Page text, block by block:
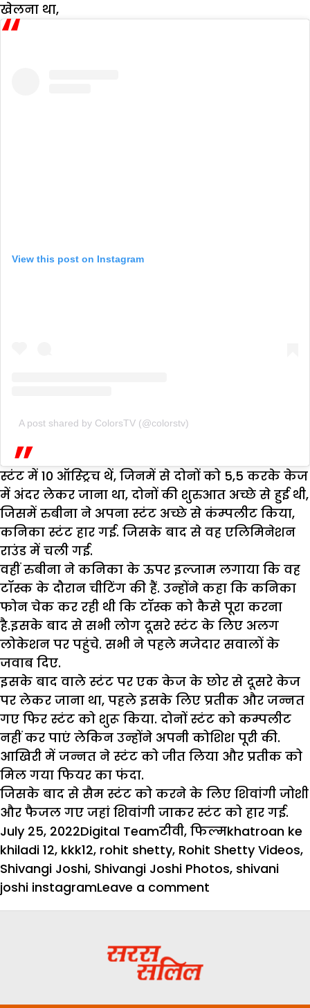
खेलना था,
View this post on Instagram
A post shared by ColorsTV (@colorstv)
स्टंट में 10 ऑस्ट्रिच थें, जिनमें से दोनों को 5,5 करके केज
में अंदर लेकर जाना था, दोनों की शुरुआत अच्छे से हुई थी,
जिसमें रुबीना ने अपना स्टंट अच्छे से कंम्पलीट किया,
कनिका स्टंट हार गई. जिसके बाद से वह एलिमिनेशन
राउंड में चली गई.
वहीं रुबीना ने कनिका के ऊपर इल्जाम लगाया कि वह
टॉस्क के दौरान चीटिंग की हैं. उन्होंने कहा कि कनिका
फोन चेक कर रही थी कि टॉस्क को कैसे पूरा करना
है.इसके बाद से सभी लोग दूसरे स्टंट के लिए अलग
लोकेशन पर पहुंचे. सभी ने पहले मजेदार सवालों के
जवाब दिए.
इसके बाद वाले स्टंट पर एक केज के छोर से दूसरे केज
पर लेकर जाना था, पहले इसके लिए प्रतीक और जन्नत
गए फिर स्टंट को शुरू किया. दोनों स्टंट को कम्पलीट
नहीं कर पाएं लेकिन उन्होंने अपनी कोशिश पूरी की.
आखिरी में जन्नत ने स्टंट को जीत लिया और प्रतीक को
मिल गया फियर का फंदा.
जिसके बाद से सैम स्टंट को करने के लिए शिवांगी जोशी
और फैजल गए जहां शिवांगी जाकर स्टंट को हार गई.
Posted
on
July 25, 2022Author
Digital TeamCategories
टीवी, फिल्मTags
khatroan ke
khiladi 12, kkk12, rohit shetty, Rohit Shetty Videos,
Shivangi Joshi, Shivangi Joshi Photos, shivani
joshi instagramLeave a comment